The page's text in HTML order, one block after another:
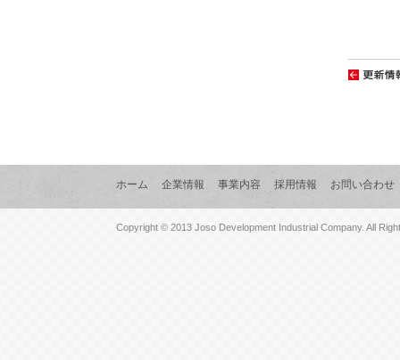
ホーム 企業情報 事業内容 採用情報 お問い合わせ
Copyright © 2013 Joso Development Industrial Company. All